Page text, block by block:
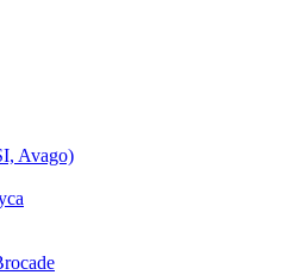
Avago)